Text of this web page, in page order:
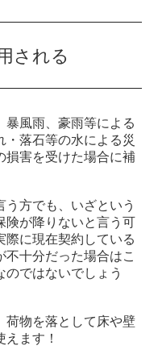
される
暴風雨、豪雨等による
落石等の水による災
損害を受けた場合に補
方でも、いざという
険が降りないと言う可
際に現在契約している
十分だった場合はこ
ではないでしょう
荷物を落として床や壁
ます！